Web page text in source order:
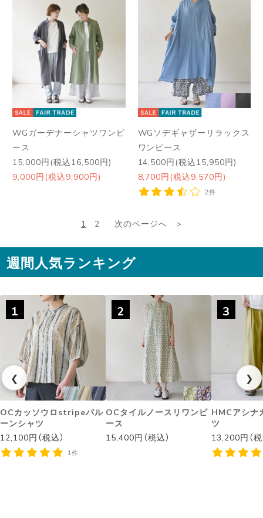
WGガーデナーシャツワンピ
ース
15,000円(税込16,500円)
9,000円(税込9,900円)
WGソデギャザーリラックス
ワンピース
14,500円(税込15,950円)
8,700円(税込9,570円)
2件
1 2 次のページへ
週間人気ランキング
❮
1
OCカッソウロstripeバル
ーンシャツ
12,100円（税込）
1件
2
OCタイルノースリワンピ
ース
15,400円（税込）
3
HMCアシナ
ツ
13,200円（税
❯